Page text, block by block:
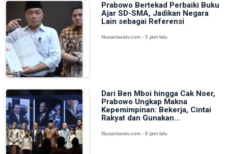
Prabowo Bertekad Perbaiki Buku
Ajar SD-SMA, Jadikan Negara
Lain sebagai Referensi
Nusantaratv.com - 5 jam lalu
Dari Ben Mboi hingga Cak Noer,
Prabowo Ungkap Makna
Kepemimpinan: Bekerja, Cintai
Rakyat dan Gunakan...
Nusantaratv.com - 6 jam lalu